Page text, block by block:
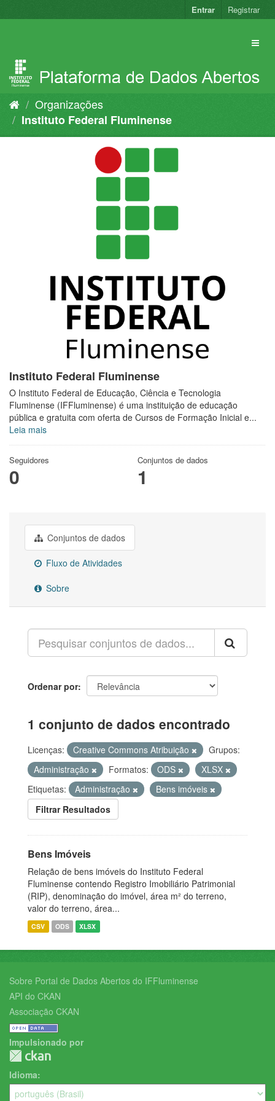
para
Entrar Registrar
Organizações
Instituto Federal Fluminense
Instituto Federal Fluminense
O Instituto Federal de Educação, Ciência e Tecnologia
Fluminense (IFFluminense) é uma instituição de educação
pública e gratuita com oferta de Cursos de Formação Inicial e...
Leia mais
Seguidores
0
Conjuntos de dados
1
Conjuntos de dados
Fluxo de Atividades
Sobre
Ordenar por
1 conjunto de dados encontrado
Licenças: Creative Commons Atribuição
Grupos:
Administração
Formatos: ODS
XLSX
Etiquetas:
Administração
Bens imóveis
Filtrar Resultados
Bens Imóveis
Relação de bens imóveis do Instituto Federal
Fluminense contendo Registro Imobiliário Patrimonial
(RIP), denominação do imóvel, área m² do terreno,
valor do terreno, área...
CSV ODS XLSX
Sobre Portal de Dados Abertos do IFFluminense
API do CKAN
Associação CKAN
Impulsionado por
Idioma